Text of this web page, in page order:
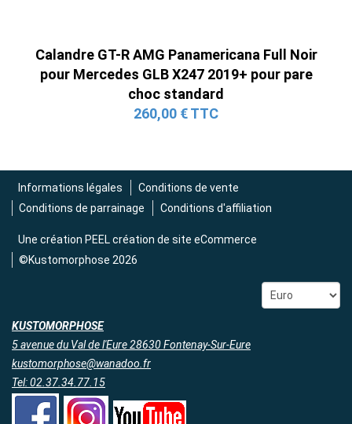
Calandre GT-R AMG Panamericana Full Noir
pour Mercedes GLB X247 2019+ pour pare
choc standard
260,00 € TTC
Informations légales
Conditions de vente
Conditions de parrainage
Conditions d'affiliation
Une création PEEL création de site eCommerce
©Kustomorphose 2026
KUSTOMORPHOSE
5 avenue du Val de l'Eure 28630 Fontenay-Sur-Eure
kustomorphose@wanadoo.fr
Tel: 02.37.34.77.15